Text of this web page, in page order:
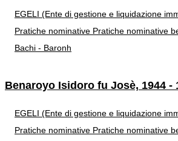
EGELI (Ente di gestione e liquidazione
Pratiche nominative Pratiche nominative
Bachi - Baronh
Benaroyo Isidoro fu Josè, 1944 -
EGELI (Ente di gestione e liquidazione
Pratiche nominative Pratiche nominative